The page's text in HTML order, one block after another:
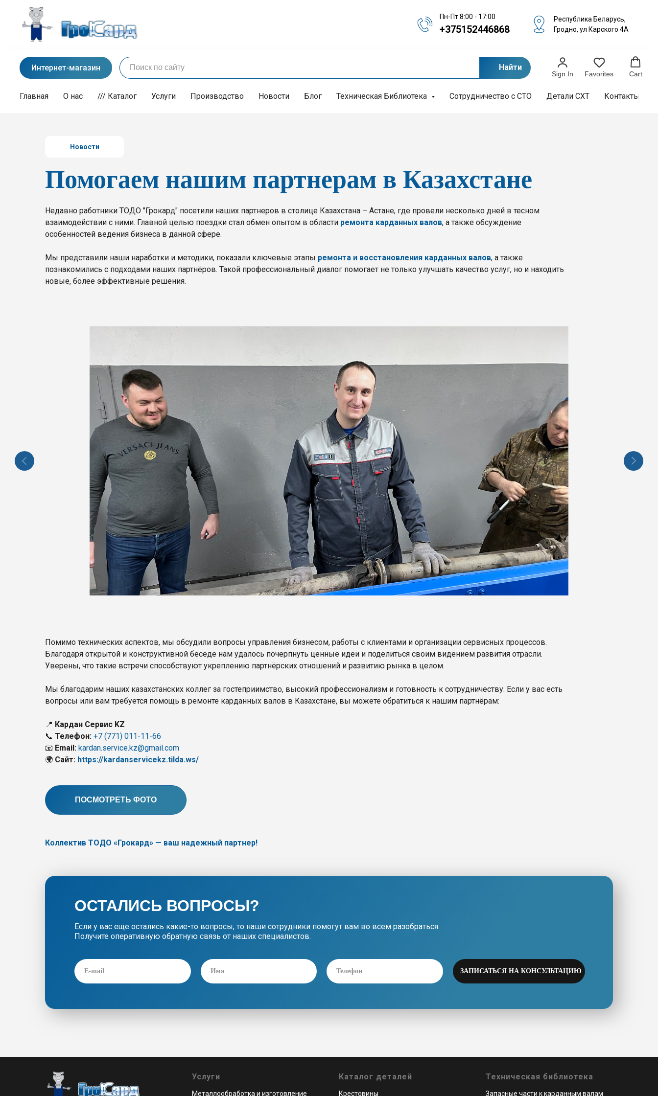
Пн-Пт 8:00 - 17:00
+375152446868
Республика Беларусь,
Гродно, ул Карского 4А
Интернет-магазин Найти
Sign In Favorites Cart
Главная О нас /// Каталог Услуги Производство Новости Блог Техническая Библиотека Сотрудничество с СТО Детали СХТ Контакты
Новости
Помогаем нашим партнерам в Казахстане
Недавно работники ТОДО "Грокард" посетили наших партнеров в столице Казахстана – Астане, где провели несколько дней в тесном
взаимодействии с ними. Главной целью поездки стал обмен опытом в области ремонта карданных валов, а также обсуждение
особенностей ведения бизнеса в данной сфере.
Мы представили наши наработки и методики, показали ключевые этапы ремонта и восстановления карданных валов, а также
познакомились с подходами наших партнёров. Такой профессиональный диалог помогает не только улучшать качество услуг, но и находить
новые, более эффективные решения.
Помимо технических аспектов, мы обсудили вопросы управления бизнесом, работы с клиентами и организации сервисных процессов.
Благодаря открытой и конструктивной беседе нам удалось почерпнуть ценные идеи и поделиться своим видением развития отрасли.
Уверены, что такие встречи способствуют укреплению партнёрских отношений и развитию рынка в целом.
Мы благодарим наших казахстанских коллег за гостеприимство, высокий профессионализм и готовность к сотрудничеству. Если у вас есть
вопросы или вам требуется помощь в ремонте карданных валов в Казахстане, вы можете обратиться к нашим партнёрам:
📍 Кардан Сервис KZ
📞 Телефон: +7 (771) 011-11-66
📧 Email: kardan.service.kz@gmail.com
🌍 Сайт: https://kardanservicekz.tilda.ws/
ПОСМОТРЕТЬ ФОТО
Коллектив ТОДО «Грокард» — ваш надежный партнер!
ОСТАЛИСЬ ВОПРОСЫ?
Если у вас еще остались какие-то вопросы, то наши сотрудники помогут вам во всем разобраться.
Получите оперативную обратную связь от наших специалистов.
ЗАПИСАТЬСЯ НА КОНСУЛЬТАЦИЮ
Услуги
Металлообработка и изготовление
Каталог деталей
Крестовины
Техническая библиотека
Запасные части к карданным валам